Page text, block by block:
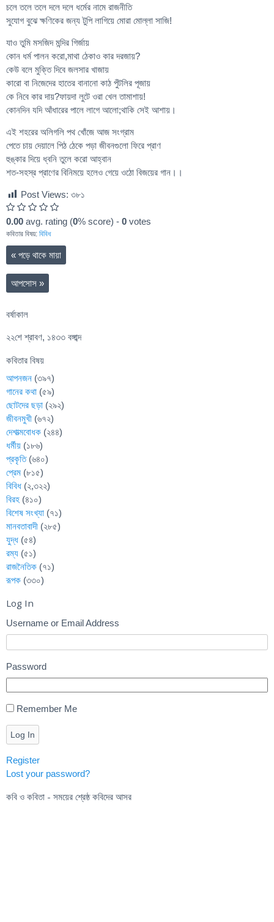
চলে তলে তলে দলে দলে ধর্মের নামে রাজনীতি
সুযোগ বুঝে ক্ষণিকের জন্য টুপি লাগিয়ে মোরা মোল্লা সাজি!
যাও তুমি মসজিদ মন্দির গির্জায়
কোন ধর্ম পালন করো,মাথা ঠেকাও কার দরজায়?
কেউ বলে মুক্তি দিবে জলসার খাজায়
কারো বা নিজেদের হাতের বানানো কাঠ পুঁটলির পূজায়
কে নিবে কার দায়?ফায়দা লুটে ওরা খেল তামাশায়!
কোনদিন যদি আঁধারের পালে লাগে আলো;থাকি সেই আশায়।
এই শহরের অলিগলি পথ খোঁজে আজ সংগ্রাম
পেতে চায় দেয়ালে পিঠ ঠেকে পড়া জীবনগুলো ফিরে প্রাণ
হুঙ্কার দিয়ে ধ্বনি তুলে করো আহ্বান
শত-সহস্র প্রাণের বিনিময়ে হলেও গেয়ে ওঠো বিজয়ের গান।।
Post Views: ৩৮১
0.00 avg. rating (0% score) - 0 votes
কবিতার বিষয়: বিবিধ
« পড়ে থাকে মায়া
আপসোস »
বর্ষাকাল
২২শে শ্রাবণ, ১৪৩৩ বঙ্গাব্দ
কবিতার বিষয়
আপনজন (৩৯৭)
গানের কথা (৫৯)
ছোটদের ছড়া (২৯২)
জীবনমুখী (৬৭২)
দেশাত্মবোধক (২৪৪)
ধর্মীয় (১৮৬)
প্রকৃতি(৬৪০)
প্রেম (৮১৫)
বিবিধ (২,৩২২)
বিরহ (৪১০)
বিশেষ সংখ্যা (৭১)
মানবতাবাদী (২৮৫)
যুদ্ধ (৫৪)
রম্য (৫১)
রাজনৈতিক (৭১)
রূপক (৩৩০)
Log In
Username or Email Address
Password
Remember Me
Log In
Register
Lost your password?
কবি ও কবিতা - সময়ের শ্রেষ্ঠ কবিদের আসর